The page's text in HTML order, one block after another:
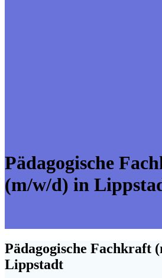
Pädagogische
(m/w/d) in
Pädagogische Fachkraft
Lippstadt